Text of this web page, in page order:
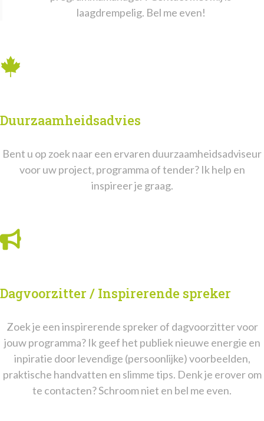
laagdrempelig. Bel me even!
Duurzaamheidsadvies
Bent u op zoek naar een ervaren duurzaamheidsadviseur
voor uw project, programma of tender? Ik help en
inspireer je graag.
Dagvoorzitter / Inspirerende spreker
Zoek je een inspirerende spreker of dagvoorzitter voor
jouw programma? Ik geef het publiek nieuwe energie en
inpiratie door levendige (persoonlijke) voorbeelden,
praktische handvatten en slimme tips. Denk je erover om
te contacten? Schroom niet en bel me even.